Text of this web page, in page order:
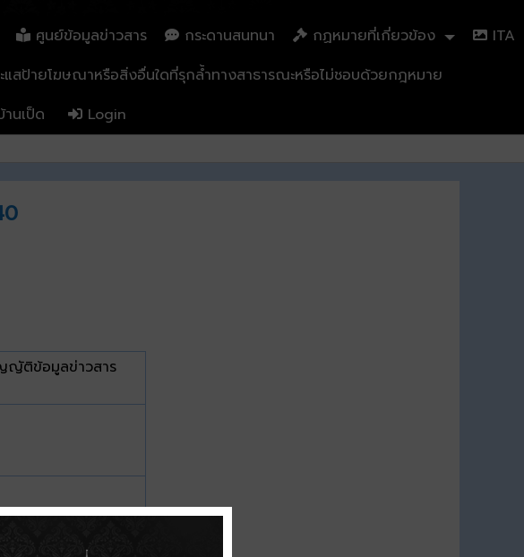
ศูนย์ข้อมูลข่าวสาร กระดานสนทนา กฏหมายที่เกี่ยวข้อง
ITA
แสป้ายโฆษณาหรือสิ่งอื่นใดที่รุกล้ำทางสาธารณะหรือไม่ชอบด้วยกฎหมาย
นเป็ด Login
ญัติข้อมูลข่าวสาร